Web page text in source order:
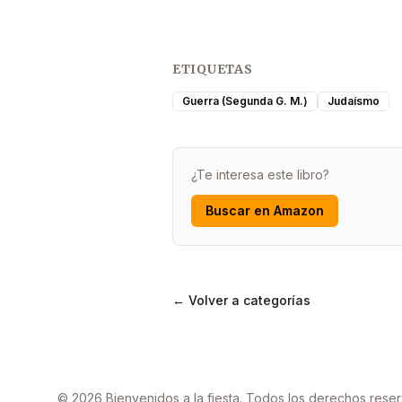
ETIQUETAS
Guerra (Segunda G. M.) Judaísmo
¿Te interesa este libro?
Buscar en Amazon
← Volver a categorías
© 2026 Bienvenidos a la fiesta. Todos los derechos